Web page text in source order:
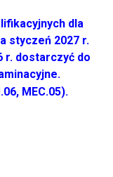
dla
styczeń 2027 r.
r. dostarczyć do
MEC.05).